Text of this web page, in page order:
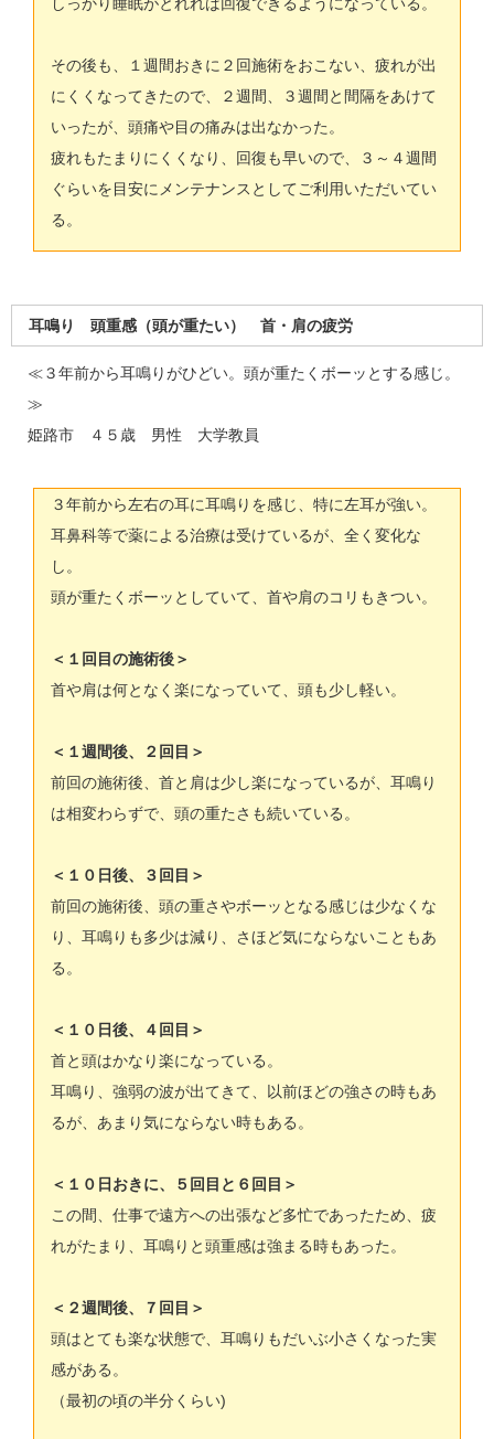
しっかり睡眠がとれれば回復できるようになっている。
その後も、１週間おきに２回施術をおこない、疲れが出
にくくなってきたので、２週間、３週間と間隔をあけて
いったが、頭痛や目の痛みは出なかった。
疲れもたまりにくくなり、回復も早いので、３～４週間
ぐらいを目安にメンテナンスとしてご利用いただいてい
る。
耳鳴り 頭重感（頭が重たい） 首・肩の疲労
≪３年前から耳鳴りがひどい。頭が重たくボーッとする感じ。
≫
姫路市 ４５歳 男性 大学教員
３年前から左右の耳に耳鳴りを感じ、特に左耳が強い。
耳鼻科等で薬による治療は受けているが、全く変化な
し。
頭が重たくボーッとしていて、首や肩のコリもきつい。
＜１回目の施術後＞
首や肩は何となく楽になっていて、頭も少し軽い。
＜１週間後、２回目＞
前回の施術後、首と肩は少し楽になっているが、耳鳴り
は相変わらずで、頭の重たさも続いている。
＜１０日後、３回目＞
前回の施術後、頭の重さやボーッとなる感じは少なくな
り、耳鳴りも多少は減り、さほど気にならないこともあ
る。
＜１０日後、４回目＞
首と頭はかなり楽になっている。
耳鳴り、強弱の波が出てきて、以前ほどの強さの時もあ
るが、あまり気にならない時もある。
＜１０日おきに、５回目と６回目＞
この間、仕事で遠方への出張など多忙であったため、疲
れがたまり、耳鳴りと頭重感は強まる時もあった。
＜２週間後、７回目＞
頭はとても楽な状態で、耳鳴りもだいぶ小さくなった実
感がある。
（最初の頃の半分くらい)